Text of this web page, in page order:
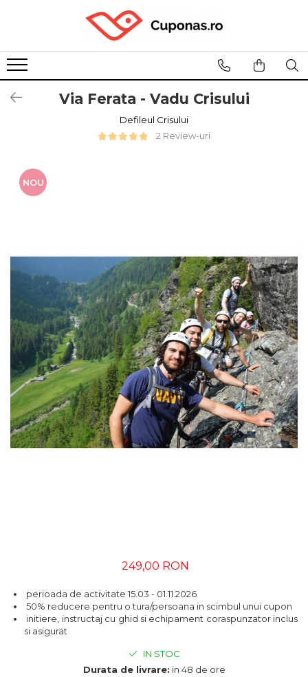
Via Ferata - Vadu Crisului
Defileul Crisului
2 Review-uri
NOU
249,00 RON
perioada de activitate 15.03 - 01.11.2026
50% reducere pentru o tura/persoana in scimbul unui cupon
initiere, instructaj cu ghid si echipament coraspunzator inclus
si asigurat
IN STOC
Durata de livrare: in 48 de ore